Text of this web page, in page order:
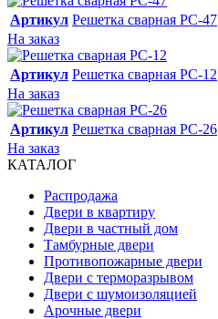
Артикул Решетка сварная РС-47
На заказ
Артикул Решетка сварная РС-12
На заказ
Артикул Решетка сварная РС-26
На заказ
КАТАЛОГ
Распродажа
Двери в квартиру
Двери в частный дом
Тамбурные двери
Противопожарные двери
Двери с терморазрывом
Двери с шумоизоляцией
Арочные двери